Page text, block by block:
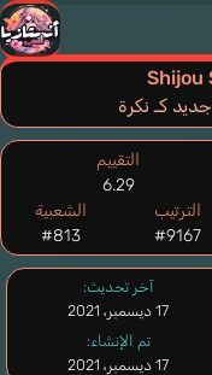
Shijou
كـ نكرة
آخر تحديث:
17 ديسمبر، 2021
تم الإنشاء:
17 ديسمبر، 2021
التقييم
6.29
الترتيب
#9167
الشعبية
#813